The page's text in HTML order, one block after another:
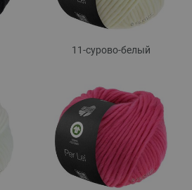
11-сурово-белый